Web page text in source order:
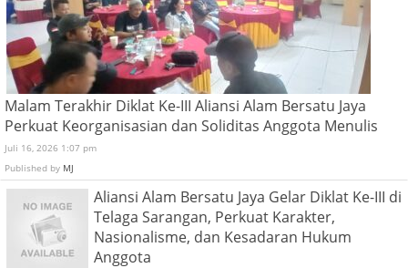
Malam Terakhir Diklat Ke-III Aliansi Alam Bersatu Jaya
Perkuat Keorganisasian dan Soliditas Anggota Menulis
Juli 16, 2026 1:07 pm
Published by MJ
Aliansi Alam Bersatu Jaya Gelar Diklat Ke-III di
Telaga Sarangan, Perkuat Karakter,
Nasionalisme, dan Kesadaran Hukum
Anggota